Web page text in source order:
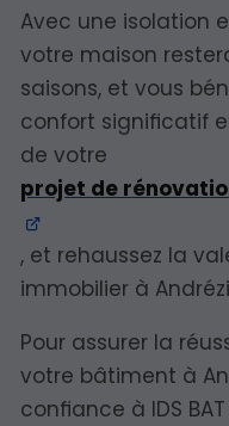
Avec une isolation
votre maison
saisons, et vous
confort significatif
de votre
projet de
, et rehaussez la
immobilier à
Pour assurer la
votre bâtiment à
confiance à IDS